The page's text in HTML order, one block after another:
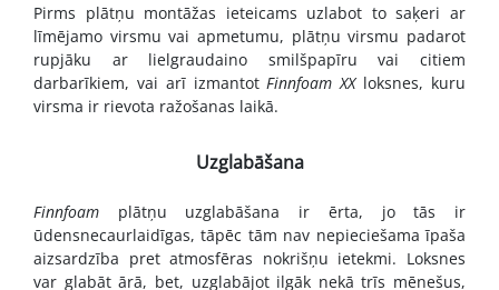
Pirms plātņu montāžas ieteicams uzlabot to saķeri ar
līmējamo virsmu vai apmetumu, plātņu virsmu padarot
rupjāku ar lielgraudaino smilšpapīru vai citiem
darbarīkiem, vai arī izmantot Finnfoam XXloksnes, kuru
virsma ir rievota ražošanas laikā.
Uzglabāšana
Finnfoam plātņu uzglabāšana ir ērta, jo tās ir
ūdensnecaurlaidīgas, tāpēc tām nav nepieciešama īpaša
aizsardzība pret atmosfēras nokrišņu ietekmi. Loksnes
var glabāt ārā, bet, uzglabājot ilgāk nekā trīs mēnešus,